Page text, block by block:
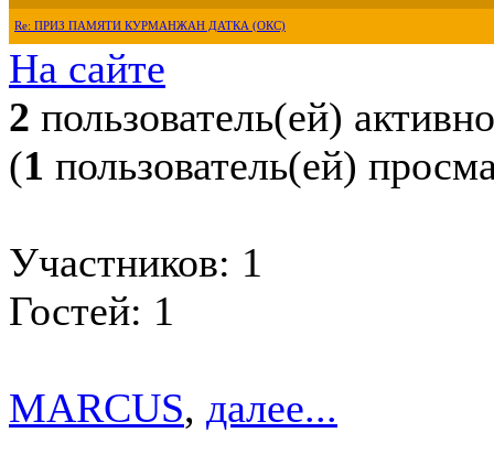
Re: ПРИЗ ПАМЯТИ КУРМАНЖАН ДАТКА (ОКС)
На сайте
2 пользователь(ей) активно
(1 пользователь(ей)
Участников: 1
Гостей: 1
MARCUS, далее...